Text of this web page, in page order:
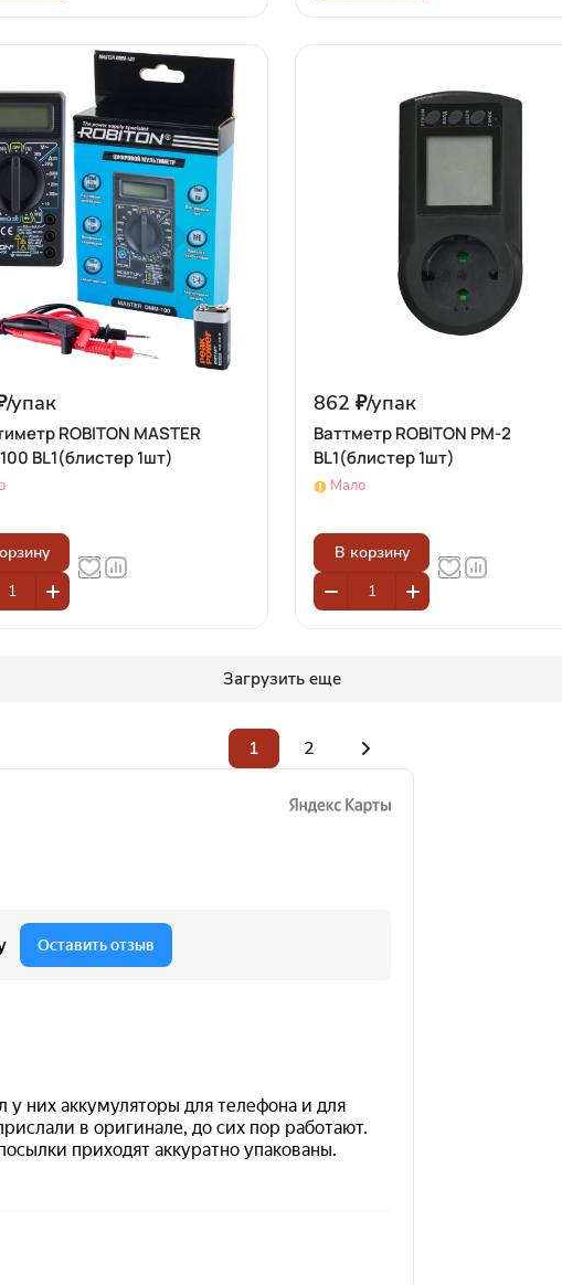
упак
ROBITON MASTER
BL1(блистер 1шт)
862 ₽/упак
Ваттметр ROBITON PM-2
BL1(блистер 1шт)
Мало
В корзину
Загрузить еще
1 2